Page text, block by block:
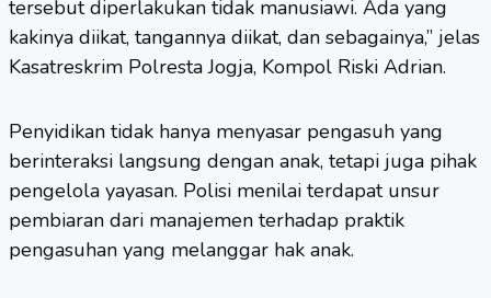
tersebut diperlakukan tidak manusiawi. Ada yang
kakinya diikat, tangannya diikat, dan sebagainya,” jelas
Kasatreskrim Polresta Jogja, Kompol Riski Adrian.
Penyidikan tidak hanya menyasar pengasuh yang
berinteraksi langsung dengan anak, tetapi juga pihak
pengelola yayasan. Polisi menilai terdapat unsur
pembiaran dari manajemen terhadap praktik
pengasuhan yang melanggar hak anak.